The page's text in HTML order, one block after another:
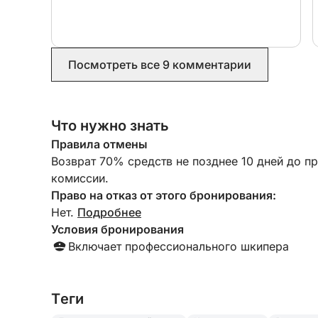
Дни рождения и мальчишники/девичники.
Допускается размещение с домашними
Курение разрешено.
Включена финальная уборка.
Порт приписки: яхт-клуб Дении.
ваши лучшие моменты наслаждения морем и
Посмотреть все 9 комментарии
Что нужно знать
Правила отмены
Возврат 70% средств не позднее 10 дней до
комиссии.
Право на отказ от этого бронирования:
Нет. Подробнее
Условия бронирования
Включает профессионального шкипера
Tеги